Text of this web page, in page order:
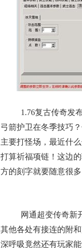
1.76复古传奇发
弓箭护卫在冬季技巧
主要打怪场，最近什
打算祈福项链！这边
方的刻字就要随意很
网通超变传奇新
其他各处有接连的附
深呼吸竟然还有玩家